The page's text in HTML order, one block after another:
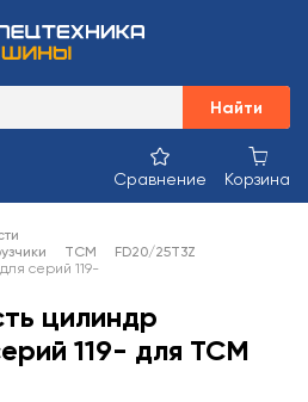
Найти
Сравнение Корзина
TCM
FD20/25T3Z
серий 119-
цилиндр
119- для TCM